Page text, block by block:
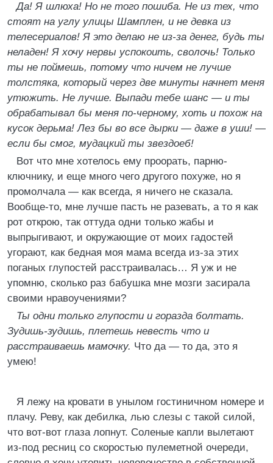
Да! Я шлюха! Но не того пошиба. Не из тех, что
стоят на углу улицы Шамплен, и не девка из
телесериалов! Я это делаю не из-за денег, будь ты
неладен! Я хочу нервы успокоить, сволочь! Только
ты не поймешь, потому что ничем не лучше
толстяка, который через две минуты начнет меня
утюжить. Не лучше. Выпади тебе шанс — и ты
обрабатывал бы меня по-черному, хоть и похож на
кусок дерьма! Лез бы во все дырки — даже в уши! —
если бы смог, мудацкий ты звездоеб!
Вот что мне хотелось ему проорать, парню-
ключнику, и еще много чего другого похуже, но я
промолчала — как всегда, я ничего не сказала.
Вообще-то, мне лучше пасть не разевать, а то я как
рот открою, так оттуда одни только жабы и
выпрыгивают, и окружающие от моих гадостей
угорают, как бедная моя мама всегда из-за этих
поганых глупостей расстраивалась… Я уж и не
упомню, сколько раз бабушка мне мозги засирала
своими нравоучениями?
Ты одни только глупости и горазда болтать.
Зудишь-зудишь, плетешь невесть что и
расстраиваешь мамочку. Что да — то да, это я
умею!
Я лежу на кровати в унылом гостиничном номере и
плачу. Реву, как дебилка, лью слезы с такой силой,
что вот-вот глаза лопнут. Соленые капли вылетают
из-под ресниц со скоростью пулеметной очереди,